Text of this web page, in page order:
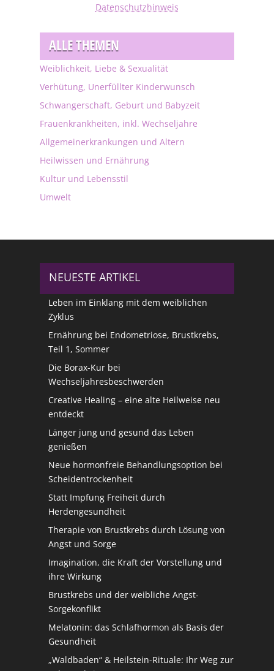
Datenschutzhinweis
ALLE THEMEN
Weiblichkeit, Liebe & Sexualität
Verhütung, Unerfüllter Kinderwunsch
Schwangerschaft, Geburt und Babyzeit
Frauenkrankheiten, inkl. Wechseljahre
Allgemeinerkrankungen und Altern
Heilwissen und Ernährung
Kultur und Lebensstil
Umwelt
NEUESTE ARTIKEL
Leben im Einklang mit dem weiblichen
Zyklus
Ernährung bei Endometriose, Brustkrebs,
Teil 1, Sommer
Die Borax-Kur bei
Wechseljahresbeschwerden
Creative Healing – eine alte Heilweise neu
entdeckt
Länger jung und gesund das Leben
genießen
Neue hormonfreie Behandlungsoption bei
Scheidentrockenheit
Statt Impfung Freiheit durch
Herdengesundheit
Therapie von Brustkrebs durch Lösung von
Angst und Sorge
Imagination, die Kraft der Vorstellung und
ihre Wirkung
Brustkrebs und der weibliche Angst-
Sorgekonflikt
Melatonin: das Schlafhormon als Basis der
Gesundheit
„Waldbaden“ & Heilstein-Rituale: Ihr Weg zur